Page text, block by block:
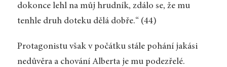
dokonce lehl na můj hrudník, zdálo se, že mu
tenhle druh doteku dělá dobře.“ (44)
Protagonistu však v počátku stále pohání jakási
nedůvěra a chování Alberta je mu podezřelé.